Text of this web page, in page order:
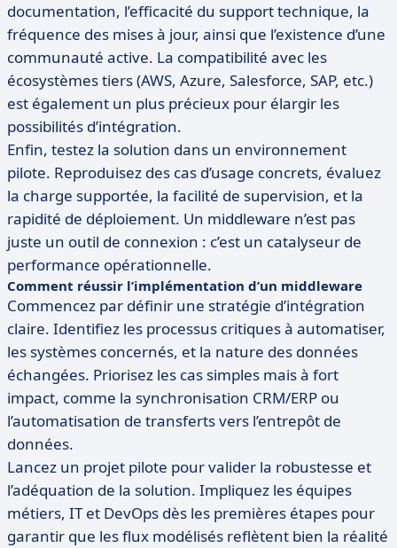
documentation, l’efficacité du support technique, la
fréquence des mises à jour, ainsi que l’existence d’une
communauté active. La compatibilité avec les
écosystèmes tiers (AWS, Azure, Salesforce, SAP, etc.)
est également un plus précieux pour élargir les
possibilités d’intégration.
Enfin, testez la solution dans un environnement
pilote. Reproduisez des cas d’usage concrets, évaluez
la charge supportée, la facilité de supervision, et la
rapidité de déploiement. Un middleware n’est pas
juste un outil de connexion : c’est un catalyseur de
performance opérationnelle.
Comment réussir l’implémentation d’un middleware
Commencez par définir une stratégie d’intégration
claire. Identifiez les processus critiques à automatiser,
les systèmes concernés, et la nature des données
échangées. Priorisez les cas simples mais à fort
impact, comme la synchronisation CRM/ERP ou
l’automatisation de transferts vers l’entrepôt de
données.
Lancez un projet pilote pour valider la robustesse et
l’adéquation de la solution. Impliquez les équipes
métiers, IT et DevOps dès les premières étapes pour
garantir que les flux modélisés reflètent bien la réalité